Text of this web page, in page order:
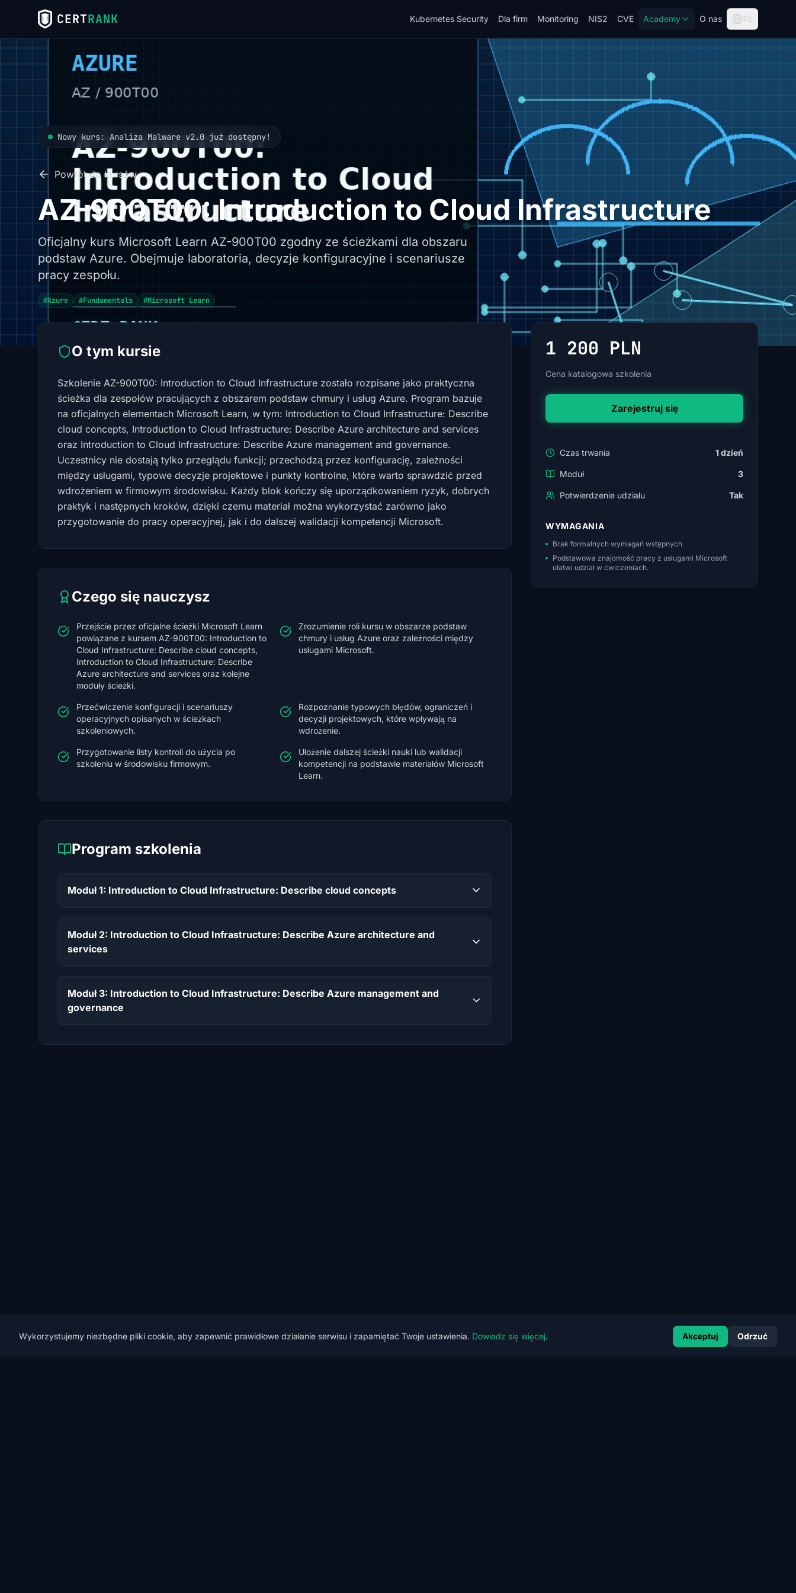
CERTRANK Kubernetes Security Dla firm Monitoring NIS2 CVE Academy O nas PL
Nowy kurs: Analiza Malware v2.0 już dostępny!
Powrót do kursów
AZ-900T00: Introduction to Cloud Infrastructure
Oficjalny kurs Microsoft Learn AZ-900T00 zgodny ze ścieżkami dla obszaru
podstaw Azure. Obejmuje laboratoria, decyzje konfiguracyjne i scenariusze
pracy zespołu.
#Azure #Fundamentals #Microsoft Learn
O tym kursie
Szkolenie AZ-900T00: Introduction to Cloud Infrastructure zostało rozpisane jako praktyczna
ścieżka dla zespołów pracujących z obszarem podstaw chmury i usług Azure. Program bazuje
na oficjalnych elementach Microsoft Learn, w tym: Introduction to Cloud Infrastructure: Describe
cloud concepts, Introduction to Cloud Infrastructure: Describe Azure architecture and services
oraz Introduction to Cloud Infrastructure: Describe Azure management and governance.
Uczestnicy nie dostają tylko przeglądu funkcji; przechodzą przez konfigurację, zależności
między usługami, typowe decyzje projektowe i punkty kontrolne, które warto sprawdzić przed
wdrożeniem w firmowym środowisku. Każdy blok kończy się uporządkowaniem ryzyk, dobrych
praktyk i następnych kroków, dzięki czemu materiał można wykorzystać zarówno jako
przygotowanie do pracy operacyjnej, jak i do dalszej walidacji kompetencji Microsoft.
Czego się nauczysz
Przejście przez oficjalne ścieżki Microsoft Learn
powiązane z kursem AZ-900T00: Introduction to
Cloud Infrastructure: Describe cloud concepts,
Introduction to Cloud Infrastructure: Describe
Azure architecture and services oraz kolejne
moduły ścieżki.
Zrozumienie roli kursu w obszarze podstaw
chmury i usług Azure oraz zależności między
usługami Microsoft.
Przećwiczenie konfiguracji i scenariuszy
operacyjnych opisanych w ścieżkach
szkoleniowych.
Rozpoznanie typowych błędów, ograniczeń i
decyzji projektowych, które wpływają na
wdrożenie.
Przygotowanie listy kontroli do użycia po
szkoleniu w środowisku firmowym.
Ułożenie dalszej ścieżki nauki lub walidacji
kompetencji na podstawie materiałów Microsoft
Learn.
Program szkolenia
Moduł 1: Introduction to Cloud Infrastructure: Describe cloud concepts
Moduł 2: Introduction to Cloud Infrastructure: Describe Azure architecture and
services
Moduł 3: Introduction to Cloud Infrastructure: Describe Azure management and
governance
1 200 PLN
Cena katalogowa szkolenia
Zarejestruj się
Czas trwania 1 dzień
Moduł 3
Potwierdzenie udziału Tak
WYMAGANIA
Brak formalnych wymagań wstępnych.
Podstawowa znajomość pracy z usługami Microsoft
ułatwi udział w ćwiczeniach.
Wykorzystujemy niezbędne pliki cookie, aby zapewnić prawidłowe działanie serwisu i zapamiętać Twoje ustawienia. Dowiedz się więcej. Akceptuj Odrzuć